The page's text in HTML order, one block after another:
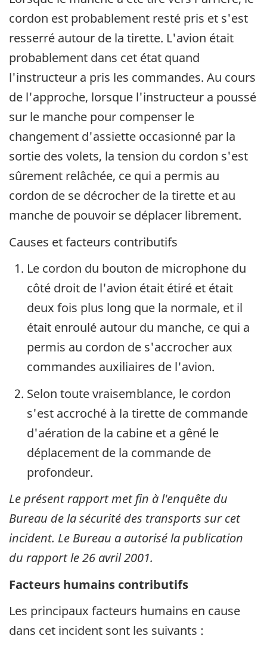
cordon est probablement resté pris et s'est
resserré autour de la tirette. L'avion était
probablement dans cet état quand
l'instructeur a pris les commandes. Au cours
de l'approche, lorsque l'instructeur a poussé
sur le manche pour compenser le
changement d'assiette occasionné par la
sortie des volets, la tension du cordon s'est
sûrement relâchée, ce qui a permis au
cordon de se décrocher de la tirette et au
manche de pouvoir se déplacer librement.
Causes et facteurs contributifs
Le cordon du bouton de microphone du
côté droit de l'avion était étiré et était
deux fois plus long que la normale, et il
était enroulé autour du manche, ce qui a
permis au cordon de s'accrocher aux
commandes auxiliaires de l'avion.
Selon toute vraisemblance, le cordon
s'est accroché à la tirette de commande
d'aération de la cabine et a gêné le
déplacement de la commande de
profondeur.
Le présent rapport met fin à l'enquête du
Bureau de la sécurité des transports sur cet
incident. Le Bureau a autorisé la publication
du rapport le 26 avril 2001.
Facteurs humains contributifs
Les principaux facteurs humains en cause
dans cet incident sont les suivants :